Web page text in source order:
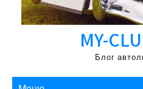
MY-
Блог